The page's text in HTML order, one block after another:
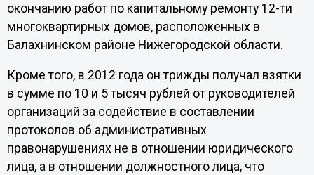
окончанию работ по капитальному ремонту 12-ти
многоквартирных домов, расположенных в
Балахнинском районе Нижегородской области.
Кроме того, в 2012 года он трижды получал взятки
в сумме по 10 и 5 тысяч рублей от руководителей
организаций за содействие в составлении
протоколов об административных
правонарушениях не в отношении юридического
лица, а в отношении должностного лица, что